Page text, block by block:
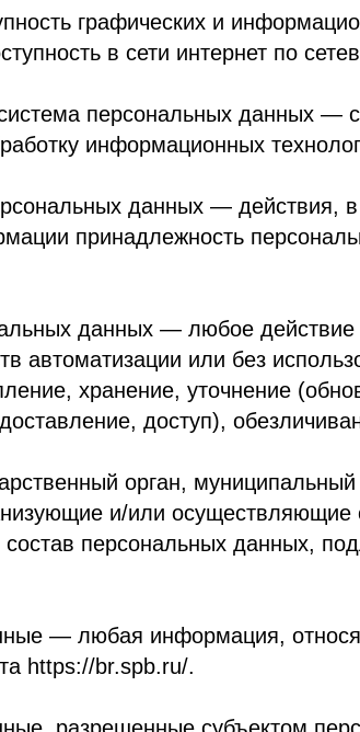
информационных технологий и
принадлежность персональных
данных — любое действие
или без
хранение, уточнение
доступ), обезличивание,
орган, муниципальный
и/или осуществляющие
персональных данных,
— любая информация, относящаяся
br.spb.ru/.
разрешенные субъектом
к которым предоставлен субъектом
— персональные данные,